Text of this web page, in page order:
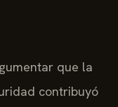
que la
contribuyó